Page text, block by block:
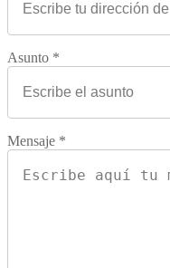
Asunto *
Mensaje *